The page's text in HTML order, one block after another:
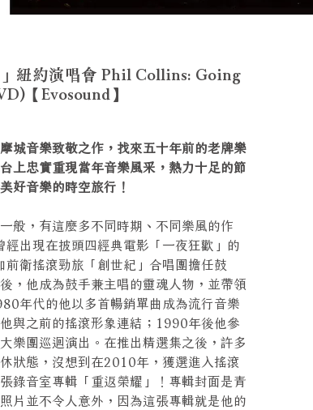
紐約演唱會 Phil Collins: Going
【Evosound】
城音樂致敬之作，找來五十年前的老牌樂
上忠實重現當年音樂風采，熱力十足的節
好音樂的時空旅行！
般，有這麼多不同時期、不同樂風的作
出現在披頭四經典電影「一夜狂歡」的
衛搖滾勁旅「創世紀」合唱團擔任鼓
，他成為鼓手兼主唱的靈魂人物，並帶領
年代的他以多首暢銷單曲成為流行音樂
與之前的搖滾形象連結；1990年後他參
樂團巡迴演出。在推出精選集之後，許多
狀態，沒想到在2010年，獲選進入搖滾
錄音室專輯「重返榮耀」！專輯封面是青
片並不令人意外，因為這張專輯就是他的